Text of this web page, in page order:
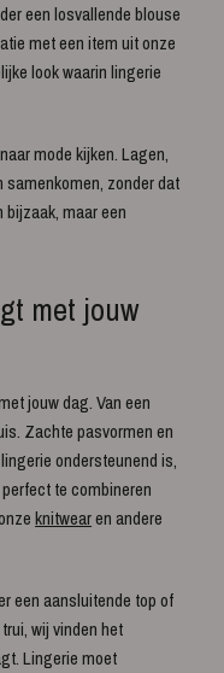
een losvallende blouse
met een item uit onze
look waarin lingerie
mode kijken. Lagen,
zonder dat
maar een
met jouw
jouw dag. Van een
Zachte pasvormen en
ondersteunend is,
te combineren
knitwearen andere
een aansluitende top of
wij vinden het
Lingerie moet